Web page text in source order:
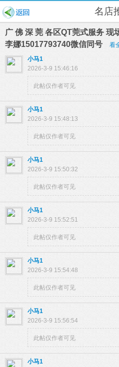
名店
广 佛 深 莞 各区QT莞式服务 现
李娜15017793740微信同号
看
小马1
2026-3-9 15:46:16
此帖仅作者可见
小马1
2026-3-9 15:48:13
此帖仅作者可见
小马1
2026-3-9 15:50:32
此帖仅作者可见
小马1
2026-3-9 15:52:51
此帖仅作者可见
小马1
2026-3-9 15:54:48
此帖仅作者可见
小马1
2026-3-9 15:56:54
此帖仅作者可见
小马1